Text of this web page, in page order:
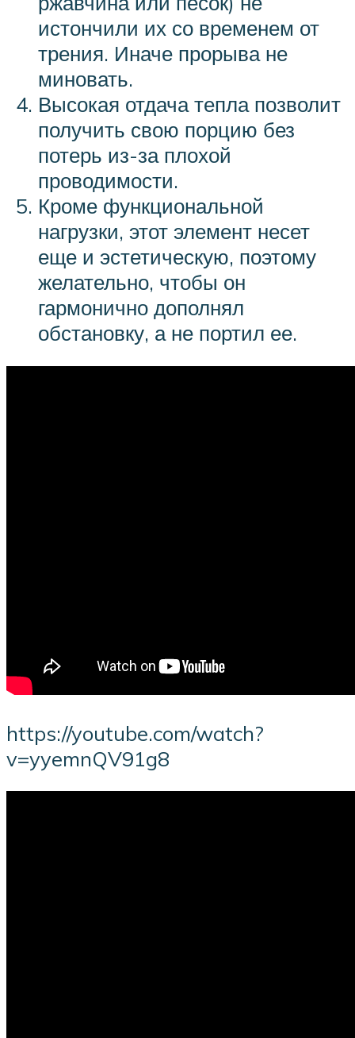
истончили их со временем от
трения. Иначе прорыва не
миновать.
Высокая отдача тепла позволит
получить свою порцию без
потерь из-за плохой
проводимости.
Кроме функциональной
нагрузки, этот элемент несет
еще и эстетическую, поэтому
желательно, чтобы он
гармонично дополнял
обстановку, а не портил ее.
https://youtube.com/watch?
v=yyemnQV91g8